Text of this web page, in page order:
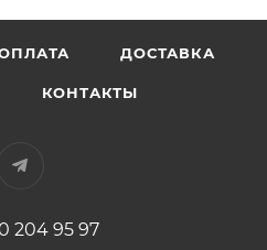
ДОСТАВКА
КОНТАКТЫ
204 95 97